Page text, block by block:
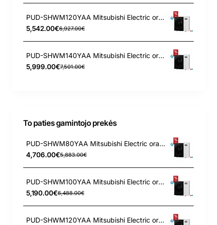
PUD-SHWM120YAA Mitsubishi Electric oras-vanduo išorinis įrenginys 12 kW
5,542.00€6,927.00€
PUD-SHWM140YAA Mitsubishi Electric oras-vanduo išorinis įrenginys 14 kW
5,999.00€7,501.00€
To paties gamintojo prekės
PUD-SHWM80YAA Mitsubishi Electric oras-vanduo išorinis įrenginys 8 kW
4,706.00€5,883.00€
PUD-SHWM100YAA Mitsubishi Electric oras-vanduo išorinis įrenginys 10 kW
5,190.00€6,488.00€
PUD-SHWM120YAA Mitsubishi Electric oras-vanduo išorinis įrenginys 12 kW